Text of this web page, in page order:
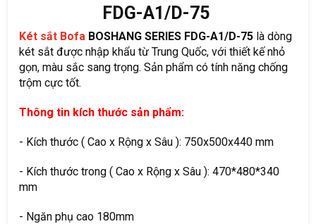
FDG-A1/D-75
Két sắt Bofa BOSHANG SERIES FDG-A1/D-75 là dòng
két sắt được nhập khẩu từ Trung Quốc, với thiết kế nhỏ
gọn, màu sắc sang trọng. Sản phẩm có tính năng chống
trộm cực tốt.
Thông tin kích thước sản phẩm:
- Kích thước ( Cao x Rộng x Sâu ): 750x500x440 mm
- Kích thước trong ( Cao x Rộng x Sâu ): 470*480*340
mm
- Ngăn phụ cao 180mm